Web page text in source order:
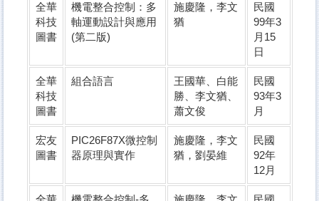
全華
科技
圖書
機電整合控制：多
軸運動設計與應用
(第二版)
施慶隆，李文
猶
民國
99年3
月15
日
全華
科技
圖書
組合語言
王國華、白能
勝、李文猶、
蕭文俊
民國
93年3
月
宏友
圖書
PIC26F87X微控制
器原理與實作
施慶隆，李文
猶，劉晏維
民國
92年
12月